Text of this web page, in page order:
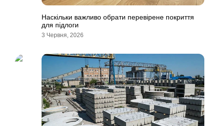
Наскільки важливо обрати перевірене покриття
для підлоги
3 Червня, 2026